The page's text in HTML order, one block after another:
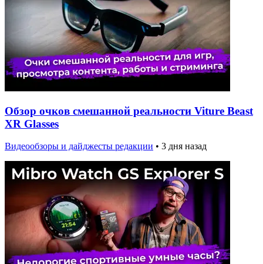
Обзор очков смешанной реальности Viture Beast
XR Glasses
Видеообзоры и дайджесты редакции • 3 дня назад